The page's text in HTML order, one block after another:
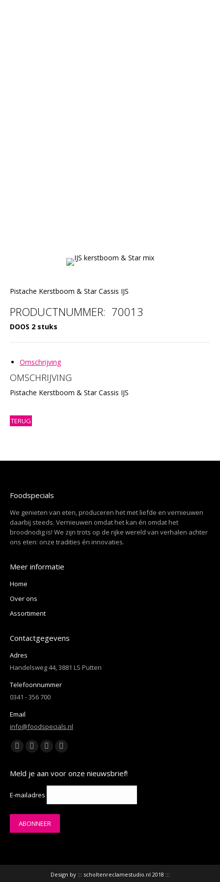
Pistache Kerstboom & Star Cassis IJS
PRODUCTNUMMER: 70013
DOOS 2 stuks
Omschrijving
OMSCHRIJVING
Pistache Kerstboom & Star Cassis IJS
TERUG
Foodspecials
We genieten van eten, produceren het met liefde en vernieuwen
daarbij steeds. Vernieuwen omdat het kan én omdat het
broodnodig is! We zijn trots op de rijke wereld van verhalen achter
ons eten: onze tradities én innovaties.
Meer informatie
Home
Over ons
Assortiment
Contactgegevens
Adres
Handelsweg 44, 3881 LS Putten
Telefoonnummer
0341 - 356 700
Email
info@foodspecials.nl
Vind ons op:
Facebook
opens
window
YouTube
opens
in
window
Linkedin
opens
new
window
Instagram
opens
new
Meld je aan voor onze nieuwsbrief!
E-mailadres
Design by ::: scholtenreclamestudio.nl 2018 :::